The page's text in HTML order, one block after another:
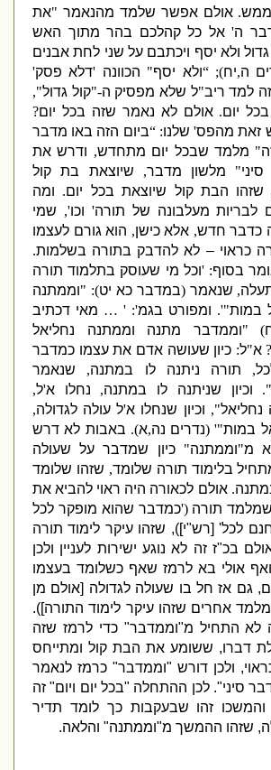
.אולם אפשר שלמד מהנאמר"את
ה 'אל כל קהלכם בהר מתוך האש
ולא יסף ויכתבם על שני לחת אבנים
ה יח); “ ולא יסף"הכוונה'דלא פסק'
למד ריב"ל שלא מפסיק ה -"קול גדול",
יום.אולם לא נאמר שזה בכל יום?
מהפס'שלנו: “ביום הזה באו מדבר
מלמד שבכל יום מתחדש,ודרש את
"מלשון מדבר,שיוצאת בת קול
הבת קול שיוצאת בכל יום.ומה
מעלבונה של תורה'וכו',שמי
חדש,אלא כישן,הוא גורם לעצמו
כראוי – לא להדבק בתורה בשלמות.
בסוף: 'וכל מי שעוסק בתלמוד תורה
,שנאמר(במדבר כא יט ): "וממתנה
"'.ומפורט בגמ': ' …מאי דכתיב
)
וממדבר מתנה וממתנה נחליאל
"ל:כיון שעושה אדם את עצמו כמדבר
,תורה ניתנה לו במתנה,שנאמר
וכיון שניתנה לו במתנה,נחלו א ל,
",וכיון שנחלו א ל עולה לגדולה,
במות"' (נדרים נה,א).באבות לא דרש
"וממתנה"כיון שמדבר על שעולה
בלימוד תורהשלומד,שזהו שלומד
.אולם לכאורה היה ראוי להביא את
תורה('כמדבר שהוא מופקר לכל
לכל' [רש"י]),שזהו עיקר לימוד תורה
בכ"ז זה לא נוגע ישירות לעניין ולכן
אולי בא לרמז שאף כשלומד בעצמו
גם אז חל בו שעולה לגדולה[אולם מן
אחרים שזהו עיקר לימוד התורה]).
לא התחיל מ "וממדבר"כדי לרמז שזה
,ששומע את הבת קול ומתייחס
,ולכן דורש"וממדבר"כרמז לנאמר
סיני".לכן ההתחלה"בכל יום ויום"זה
זהו שבעקבות כך לומד תדיר
שזהו ההמשך מ "וממתנה"והלאה.